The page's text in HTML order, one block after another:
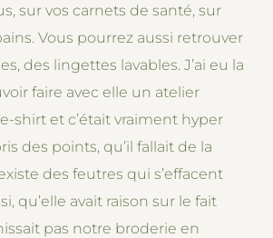
sur vos carnets de santé, sur
Vous pourrez aussi retrouver
des lingettes lavables. J’ai eu la
faire avec elle un atelier
shirt et c’était vraiment hyper
des points, qu’il fallait de la
des feutres qui s’effacent
qu’elle avait raison sur le fait
pas notre broderie en